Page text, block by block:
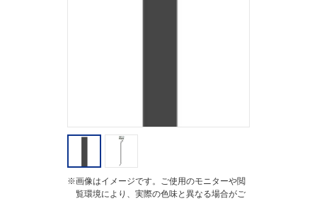
※画像はイメージです。ご使用のモニターや閲
覧環境により、実際の色味と異なる場合がご